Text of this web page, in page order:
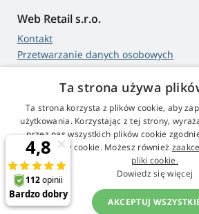
Web Retail s.r.o.
Kontakt
Przetwarzanie danych osobowych
4,9gwiazdki
545 opinie
© 2009 - 2026 Projektory-
Ta strona używa
Ta strona korzysta z plików cookie, aby
użytkowania. Korzystając z tej strony,
przez nas wszystkich plików cookie
polityki plików cookie. Możesz również
pliki cookie.
Dowiedz się więcej
AKCEPTUJ